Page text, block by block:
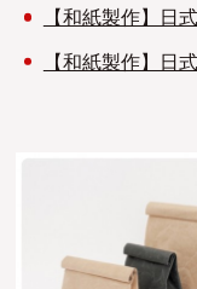
【和紙製作】日
【和紙製作】日